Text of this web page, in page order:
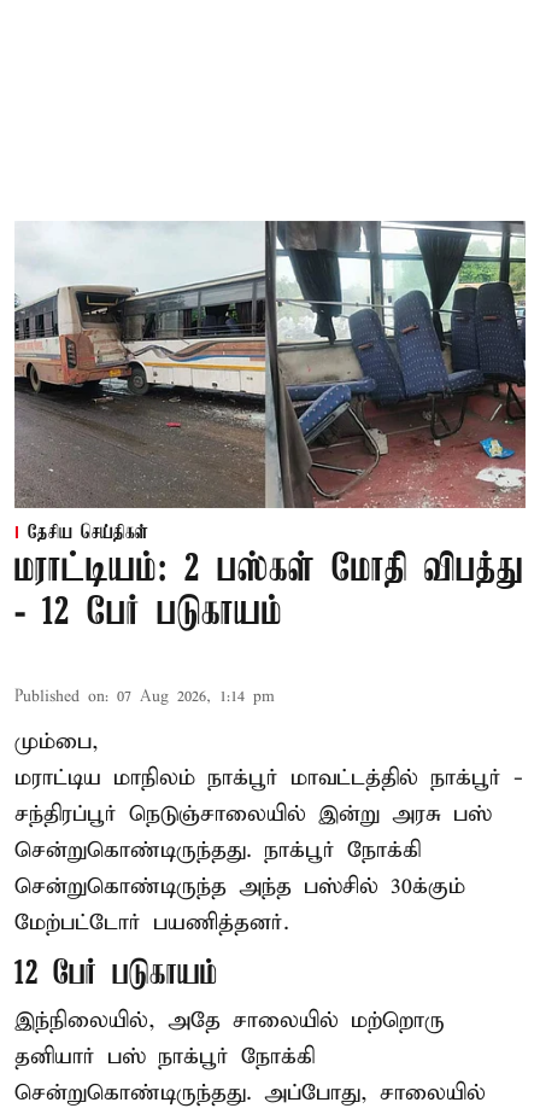
தேசிய செய்திகள்
மராட்டியம்: 2 பஸ்கள் மோதி விபத்து
- 12 பேர் படுகாயம்
Published on: 07 Aug 2026, 1:14 pm
மும்பை,
மராட்டிய மாநிலம் நாக்பூர் மாவட்டத்தில் நாக்பூர் -
சந்திரப்பூர் நெடுஞ்சாலையில் இன்று அரசு பஸ்
சென்றுகொண்டிருந்தது. நாக்பூர் நோக்கி
சென்றுகொண்டிருந்த அந்த பஸ்சில் 30க்கும்
மேற்பட்டோர் பயணித்தனர்.
12 பேர் படுகாயம்
இந்நிலையில், அதே சாலையில் மற்றொரு
தனியார் பஸ் நாக்பூர் நோக்கி
சென்றுகொண்டிருந்தது. அப்போது, சாலையில்